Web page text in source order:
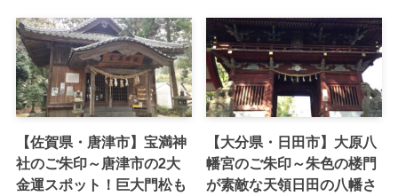
【佐賀県・唐津市】宝満神
社のご朱印～唐津市の2大
金運スポット！巨大門松も
【大分県・日田市】大原八
幡宮のご朱印～朱色の楼門
が素敵な天領日田の八幡さ